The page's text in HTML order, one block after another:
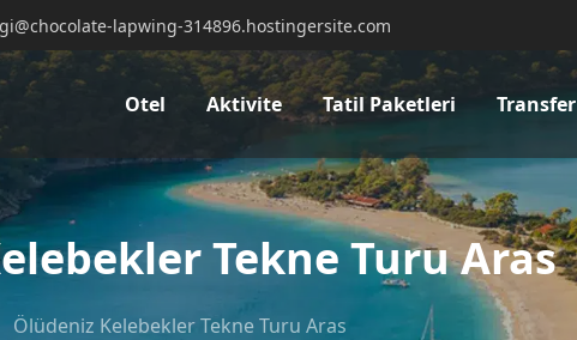
lapwing-314896.hostingersite.com
Otel Aktivite Tatil Paketleri Transfer
Tekne Turu Aras
Ölüdeniz Kelebekler Tekne Turu Aras